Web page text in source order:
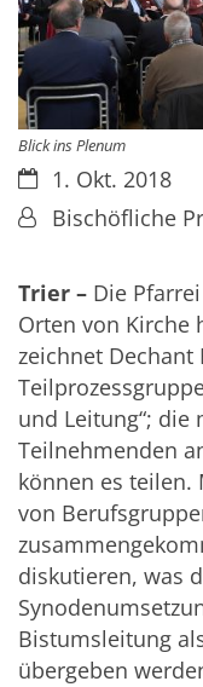
Blick ins Plenum
Datum:1. Okt. 2018
Von:Bischöfliche
Trier – Die
Orten von Kirche
zeichnet
und Leitung“; die
Teilnehmenden
können es teilen.
von
diskutieren, was
Bistumsleitung
übergeben